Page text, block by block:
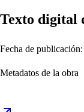
Texto digital
Fecha de
Metadatos de la obra